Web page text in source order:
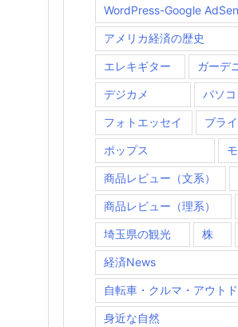
WordPress-Google
アメリカ経済の歴史
エレキギター ガーデ
デジカメ パソ
フォトエッセイ ブラ
ポップス
商品レビュー（文系）
商品レビュー（理系）
埼玉県の観光 株
経済News
自転車・クルマ・アウト
身近な自然